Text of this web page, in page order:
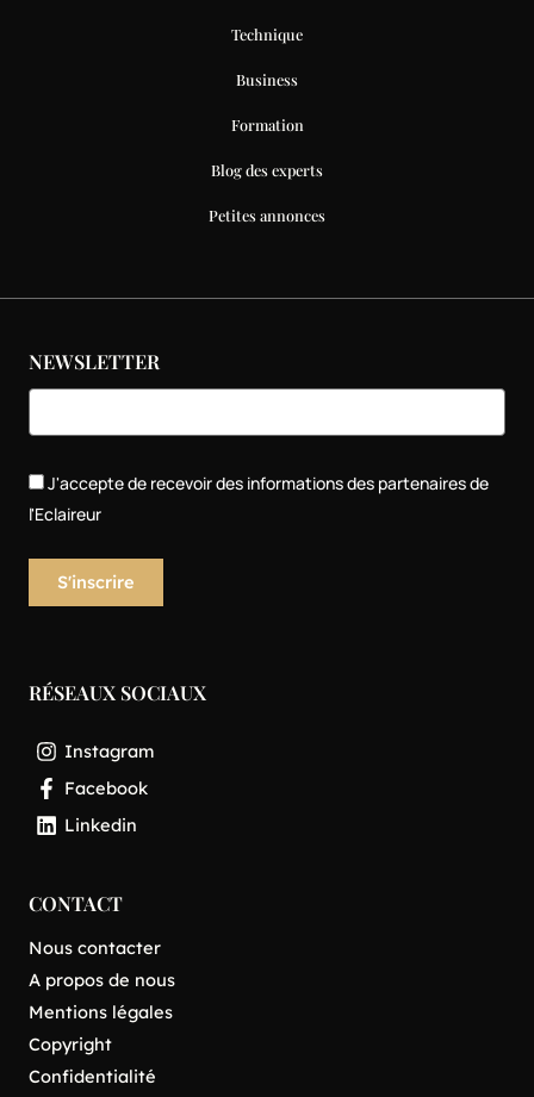
Technique
Business
Formation
Blog des experts
Petites annonces
NEWSLETTER
J'accepte de recevoir des informations des partenaires de
l'Eclaireur
RÉSEAUX SOCIAUX
Instagram
Facebook
Linkedin
CONTACT
Nous contacter
A propos de nous
Mentions légales
Copyright
Confidentialité